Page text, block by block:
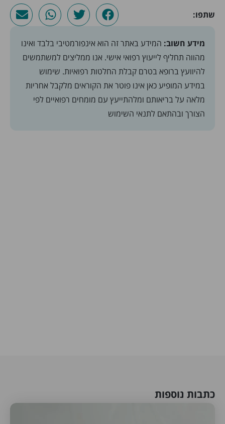
שתפו:
מידע חשוב: המידע באתר זה הוא אינפורמטיבי בלבד ואינו
מהווה תחליף לייעוץ רפואי אישי. אנו ממליצים למשתמשים
להיוועץ ברופא בטרם קבלת החלטות רפואיות. שימוש
במידע המופיע כאן אינו פוטר את הקוראים מלקבל אחריות
מלאה על בריאותם ומלהתייעץ עם מומחים רפואיים לפי
הצורך ובהתאם לתנאי השימוש
כתבות נוספות